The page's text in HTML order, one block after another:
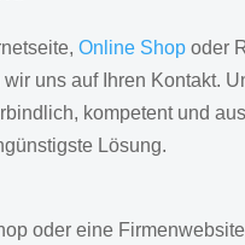
Online Shopoder
uns auf Ihren Kontakt.
kompetent und
Lösung.
oder eine